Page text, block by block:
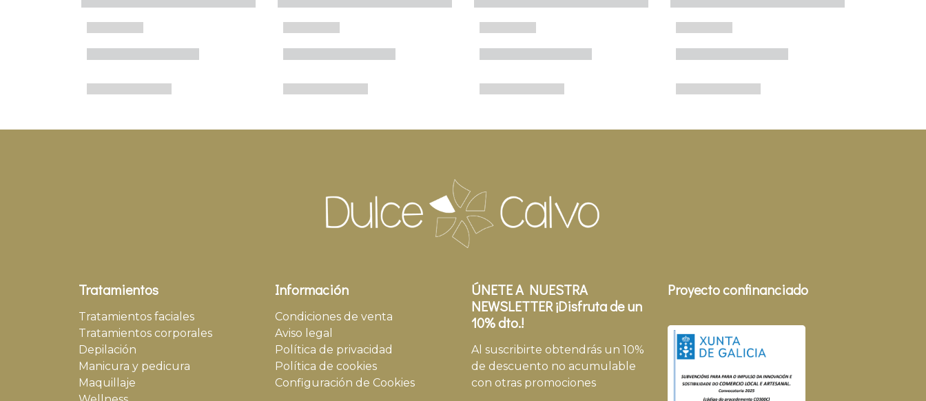
Tratamientos
Tratamientos faciales
Tratamientos corporales
Depilación
Manicura y pedicura
Maquillaje
Información
Condiciones de venta
Aviso legal
Política de privacidad
Política de cookies
Configuración de Cookies
ÚNETE A NUESTRA
NEWSLETTER ¡Disfruta de un
10% dto.!
Al suscribirte obtendrás un 10%
de descuento no acumulable
con otras promociones
Proyecto confinanciado